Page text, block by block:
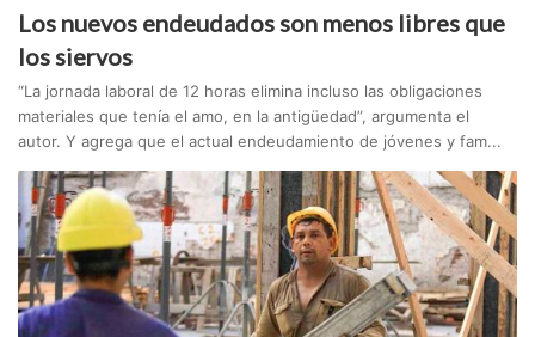
Los nuevos endeudados son menos libres que
los siervos
“La jornada laboral de 12 horas elimina incluso las obligaciones
materiales que tenía el amo, en la antigüedad”, argumenta el
autor. Y agrega que el actual endeudamiento de jóvenes y fam...